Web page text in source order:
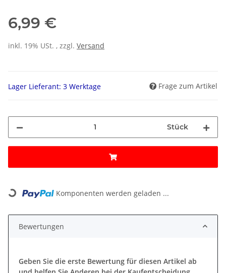
6,99 €
inkl. 19% USt. , zzgl. Versand
Lager Lieferant: 3 Werktage Frage zum Artikel
Stück
Loading... Komponenten werden geladen ...
Bewertungen
Geben Sie die erste Bewertung für diesen Artikel ab